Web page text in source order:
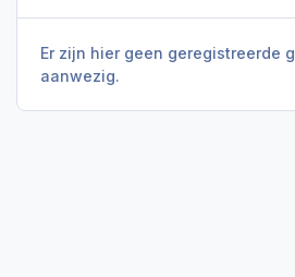
Er zijn hier geen geregistreerde
aanwezig.